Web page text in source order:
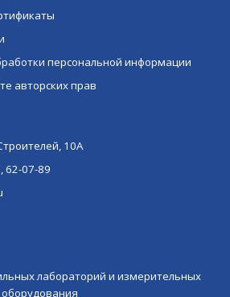
персональной информации
авторских прав
10А
62-07-89
лабораторий и измерительных